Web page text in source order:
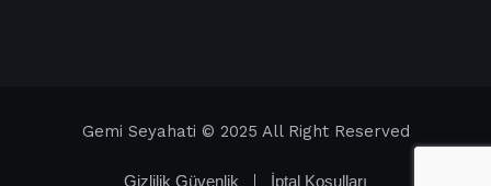
Gemi Seyahati © 2025 All Right Reserved
Gizlilik Güvenlik İptal Koşulları